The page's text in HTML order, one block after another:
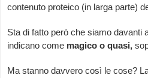
contenuto proteico (in larga parte)
Sta di fatto però che siamo davanti
indicano come magico o quasi,
Ma stanno davvero così le cose?